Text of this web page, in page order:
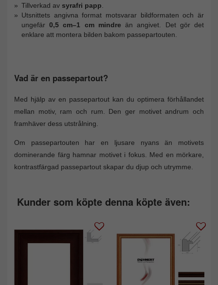
Tillverkad av syrafri papp
Utsnittets angivna format motsvarar bildformaten och är
ungefär0,5 cm–1 cm mindre än angivet. Det gör det
enklare att montera bilden bakom passepartouten.
Vad är en passepartout?
Med hjälp av en passepartout kan du optimera förhållandet
mellan motiv, ram och rum. Den ger motivet andrum och
framhäver dess utstrålning.
Om passepartouten har en ljusare nyans än motivets
dominerande färg hamnar motivet i fokus. Med en mörkare,
kontrastfärgad passepartout skapar du djup och utrymme.
Kunder som köpte denna köpte även: